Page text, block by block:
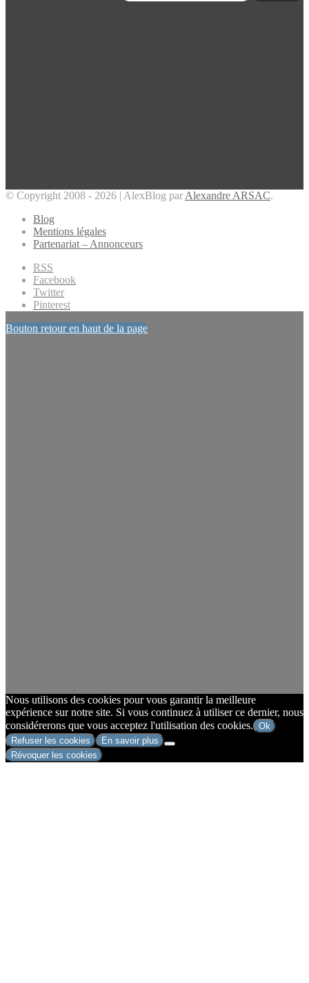
© Copyright 2008 - 2026 | AlexBlog par Alexandre ARSAC.
Blog
Mentions légales
Partenariat – Annonceurs
RSS
Facebook
Twitter
Pinterest
Bouton retour en haut de la page
Nous utilisons des cookies pour vous garantir la meilleure
expérience sur notre site. Si vous continuez à utiliser ce dernier, nous
considérerons que vous acceptez l'utilisation des cookies. Ok
Refuser les cookies
En savoir plus
Révoquer les cookies